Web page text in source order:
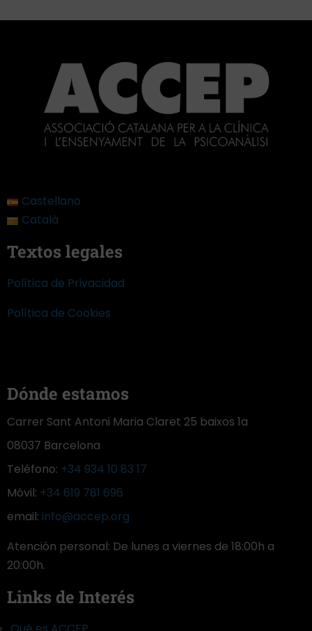
Castellano
Català
Textos legales
Política de Privacidad
Política de Cookies
Dónde estamos
Carrer Sant Antoni Maria Claret 25 baixos 1a
08037 Barcelona
Teléfono: +34 934 10 83 17
Móvil: +34 619 781 696
email: info@accep.org
Atención personal: De lunes a viernes de 18:00h a
20:00h.
Links de Interés